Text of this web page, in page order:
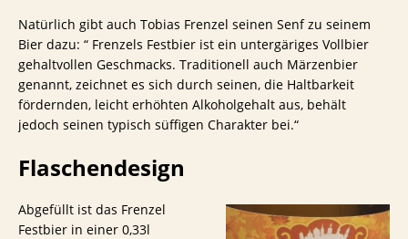
Natürlich gibt auch Tobias Frenzel seinen Senf zu seinem
Bier dazu: “ Frenzels Festbier ist ein untergäriges Vollbier
gehaltvollen Geschmacks. Traditionell auch Märzenbier
genannt, zeichnet es sich durch seinen, die Haltbarkeit
fördernden, leicht erhöhten Alkoholgehalt aus, behält
jedoch seinen typisch süffigen Charakter bei.“
Flaschendesign
Abgefüllt ist das Frenzel
Festbier in einer 0,33l